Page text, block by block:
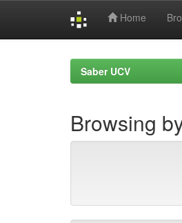
Home
Saber UCV
Browsing